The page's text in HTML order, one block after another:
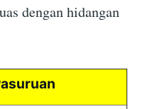
dengan hidangan